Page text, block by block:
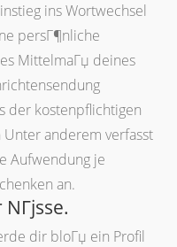
ins Wortwechsel
persГ¶nliche
MittelmaГџ deines
der kostenpflichtigen
anderem verfasst
Aufwendung je
an.
dir bloГџ ein Profil